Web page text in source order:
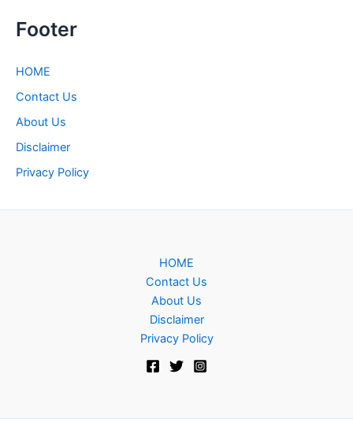
Footer
HOME
Contact Us
About Us
Disclaimer
Privacy Policy
HOME
Contact Us
About Us
Disclaimer
Privacy Policy